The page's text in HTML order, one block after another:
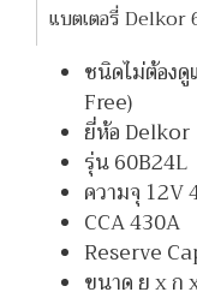
แบตเตอรี่ Delkor
ชนิดไม่ต้อง
Free)
ยี่ห้อ Delkor
รุ่น 60B24L
ความจุ 12V
CCA 430A
Reserve
ขนาด ย x ก